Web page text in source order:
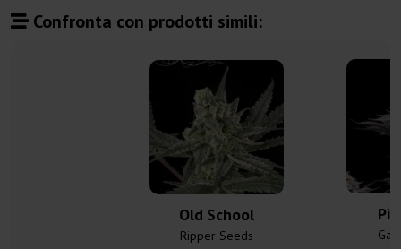
Confronta con prodotti simili:
Old School
Ripper Seeds